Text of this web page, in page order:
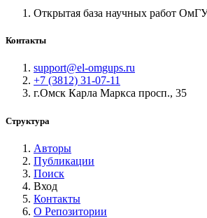
Открытая база научных работ
Контакты
support@el-omgups.ru
+7 (3812) 31-07-11
г.Омск Карла Маркса просп., 35
Структура
Авторы
Публикации
Поиск
Вход
Контакты
О Репозитории